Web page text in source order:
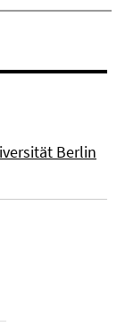
Berlin